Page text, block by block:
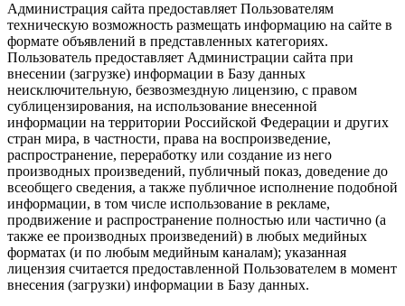
Администрация сайта предоставляет Пользователям
техническую возможность размещать информацию на сайте в
формате объявлений в представленных категориях.
Пользователь предоставляет Администрации сайта при
внесении (загрузке) информации в Базу данных
неисключительную, безвозмездную лицензию, с правом
сублицензирования, на использование внесенной
информации на территории Российской Федерации и других
стран мира, в частности, права на воспроизведение,
распространение, переработку или создание из него
производных произведений, публичный показ, доведение до
всеобщего сведения, а также публичное исполнение подобной
информации, в том числе использование в рекламе,
продвижение и распространение полностью или частично (а
также ее производных произведений) в любых медийных
форматах (и по любым медийным каналам); указанная
лицензия считается предоставленной Пользователем в момент
внесения (загрузки) информации в Базу данных.